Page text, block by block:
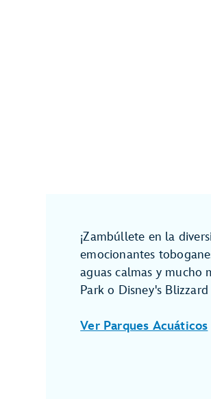
¡Zambúllete en la
emocionantes
aguas calmas y mucho
Park o Disney's
Ver Parques Acuáticos